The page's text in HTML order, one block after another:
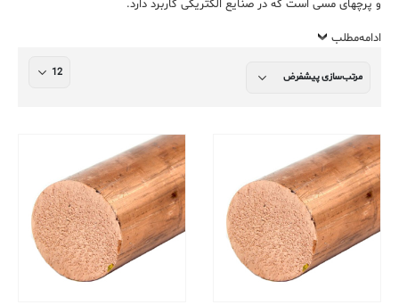
و پرچهای مسی است که در صنایع الکتریکی کاربرد دارد.
ادامه‌مطلب